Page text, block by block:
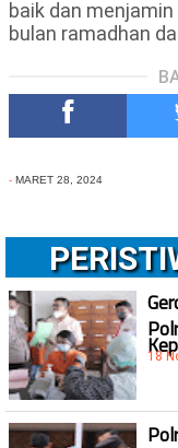
baik dan
bulan ramadhan
- MARET 28, 2024
18